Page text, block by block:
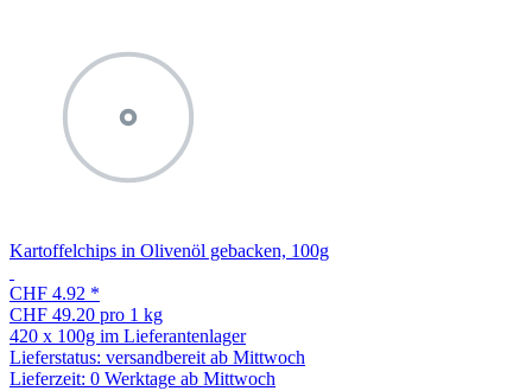
Kartoffelchips in Olivenöl gebacken, 100g
CHF 4.92 *
CHF 49.20 pro 1 kg
420 x 100g im Lieferantenlager
Lieferstatus: versandbereit ab Mittwoch
Lieferzeit: 0 Werktage ab Mittwoch